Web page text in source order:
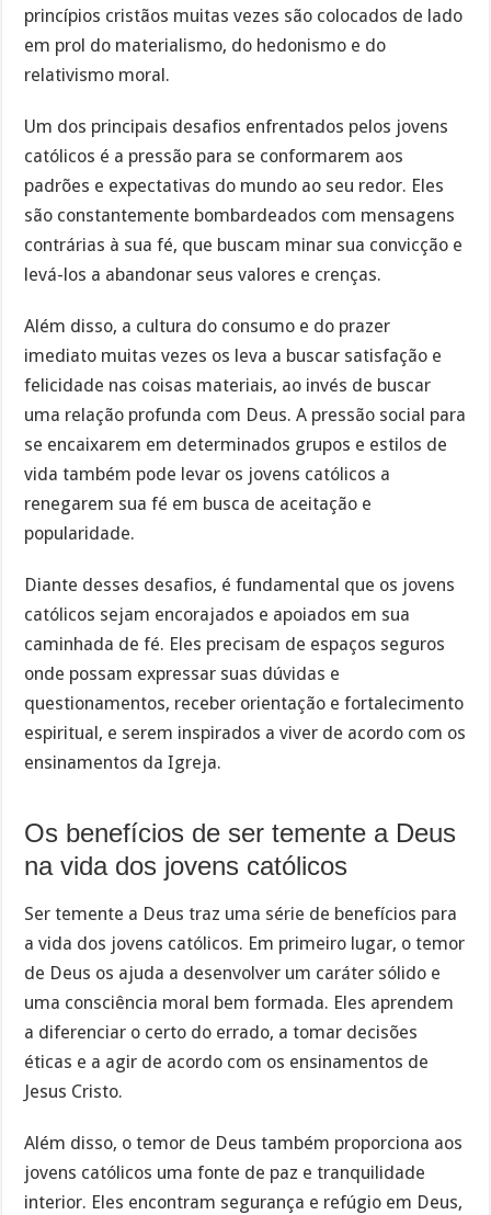
princípios cristãos muitas vezes são colocados de lado
em prol do materialismo, do hedonismo e do
relativismo moral.
Um dos principais desafios enfrentados pelos jovens
católicos é a pressão para se conformarem aos
padrões e expectativas do mundo ao seu redor. Eles
são constantemente bombardeados com mensagens
contrárias à sua fé, que buscam minar sua convicção e
levá-los a abandonar seus valores e crenças.
Além disso, a cultura do consumo e do prazer
imediato muitas vezes os leva a buscar satisfação e
felicidade nas coisas materiais, ao invés de buscar
uma relação profunda com Deus. A pressão social para
se encaixarem em determinados grupos e estilos de
vida também pode levar os jovens católicos a
renegarem sua fé em busca de aceitação e
popularidade.
Diante desses desafios, é fundamental que os jovens
católicos sejam encorajados e apoiados em sua
caminhada de fé. Eles precisam de espaços seguros
onde possam expressar suas dúvidas e
questionamentos, receber orientação e fortalecimento
espiritual, e serem inspirados a viver de acordo com os
ensinamentos da Igreja.
Os benefícios de ser temente a Deus
na vida dos jovens católicos
Ser temente a Deus traz uma série de benefícios para
a vida dos jovens católicos. Em primeiro lugar, o temor
de Deus os ajuda a desenvolver um caráter sólido e
uma consciência moral bem formada. Eles aprendem
a diferenciar o certo do errado, a tomar decisões
éticas e a agir de acordo com os ensinamentos de
Jesus Cristo.
Além disso, o temor de Deus também proporciona aos
jovens católicos uma fonte de paz e tranquilidade
interior. Eles encontram segurança e refúgio em Deus,